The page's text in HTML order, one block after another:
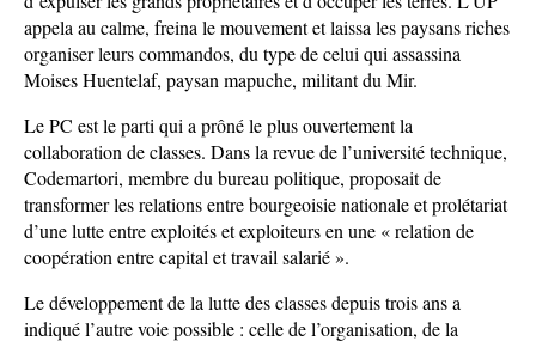
appela au calme, freina le mouvement et laissa les paysans riches
organiser leurs commandos, du type de celui qui assassina
Moises Huentelaf, paysan mapuche, militant du Mir.
Le PC est le parti qui a prôné le plus ouvertement la
collaboration de classes. Dans la revue de l’université technique,
Codemartori, membre du bureau politique, proposait de
transformer les relations entre bourgeoisie nationale et prolétariat
d’une lutte entre exploités et exploiteurs en une « relation de
coopération entre capital et travail salarié ».
Le développement de la lutte des classes depuis trois ans a
indiqué l’autre voie possible : celle de l’organisation, de la